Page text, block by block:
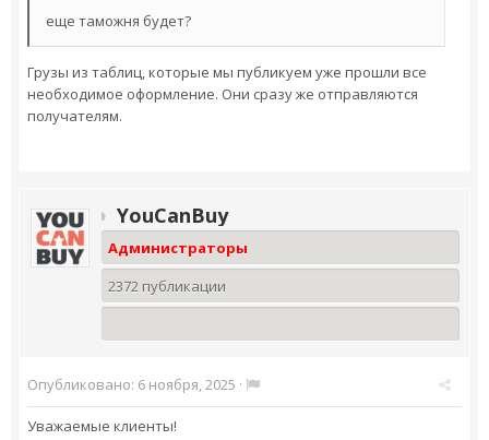
еще таможня будет?
Грузы из таблиц, которые мы публикуем уже прошли все
необходимое оформление. Они сразу же отправляются
получателям.
YouCanBuy
Администраторы
2372 публикации
Опубликовано: 6 ноября, 2025 ·
Уважаемые клиенты!